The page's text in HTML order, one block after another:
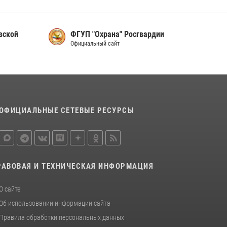
Росгвардии, Псковские Росгвардейцы
30 июля 2026, 05:10
23 июля 2026, 13:19
ФГУП "Охрана" Росгвардии
Официальный сайт
СЕТЕВЫЕ РЕСУРСЫ
И ТЕХНИЧЕСКАЯ ИНФОРМАЦИЯ
О сайте
Об использовании информации сайта
Правила обработки персональных данных